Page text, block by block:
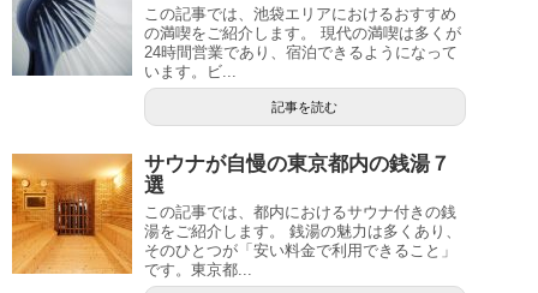
この記事では、池袋エリアにおけるおすすめ
の満喫をご紹介します。 現代の満喫は多くが
24時間営業であり、宿泊できるようになって
います。ビ...
記事を読む
サウナが自慢の東京都内の銭湯７
選
この記事では、都内におけるサウナ付きの銭
湯をご紹介します。 銭湯の魅力は多くあり、
そのひとつが「安い料金で利用できること」
です。東京都...